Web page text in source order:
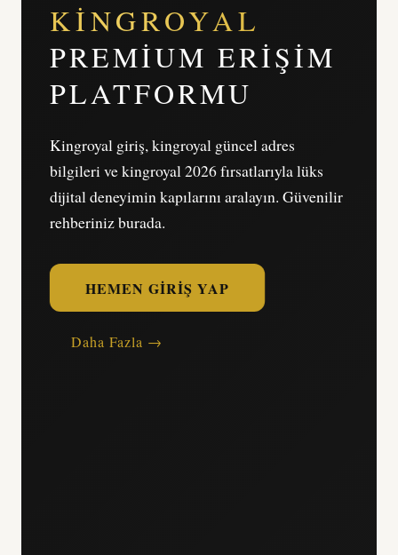
KINGROYAL
PREMIUM ERIŞIM
PLATFORMU
Kingroyal giriş, kingroyal güncel adres
bilgileri ve kingroyal 2026 fırsatlarıyla lüks
dijital deneyimin kapılarını aralayın. Güvenilir
rehberiniz burada.
HEMEN GIRIŞ YAP
Daha Fazla →